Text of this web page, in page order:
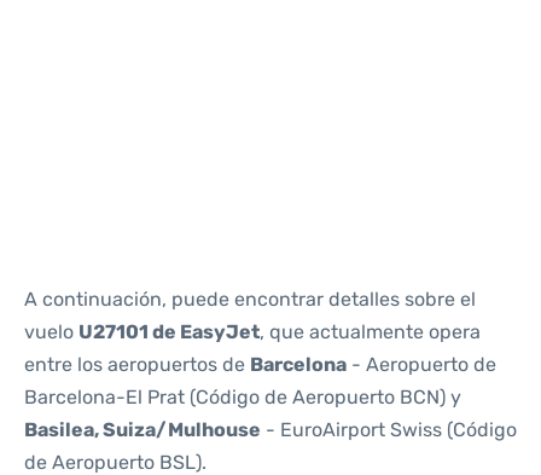
A continuación, puede encontrar detalles sobre el
vuelo U27101 de EasyJet, que actualmente opera
entre los aeropuertos de Barcelona - Aeropuerto de
Barcelona-El Prat (Código de Aeropuerto BCN) y
Basilea, Suiza/Mulhouse - EuroAirport Swiss (Código
de Aeropuerto BSL).